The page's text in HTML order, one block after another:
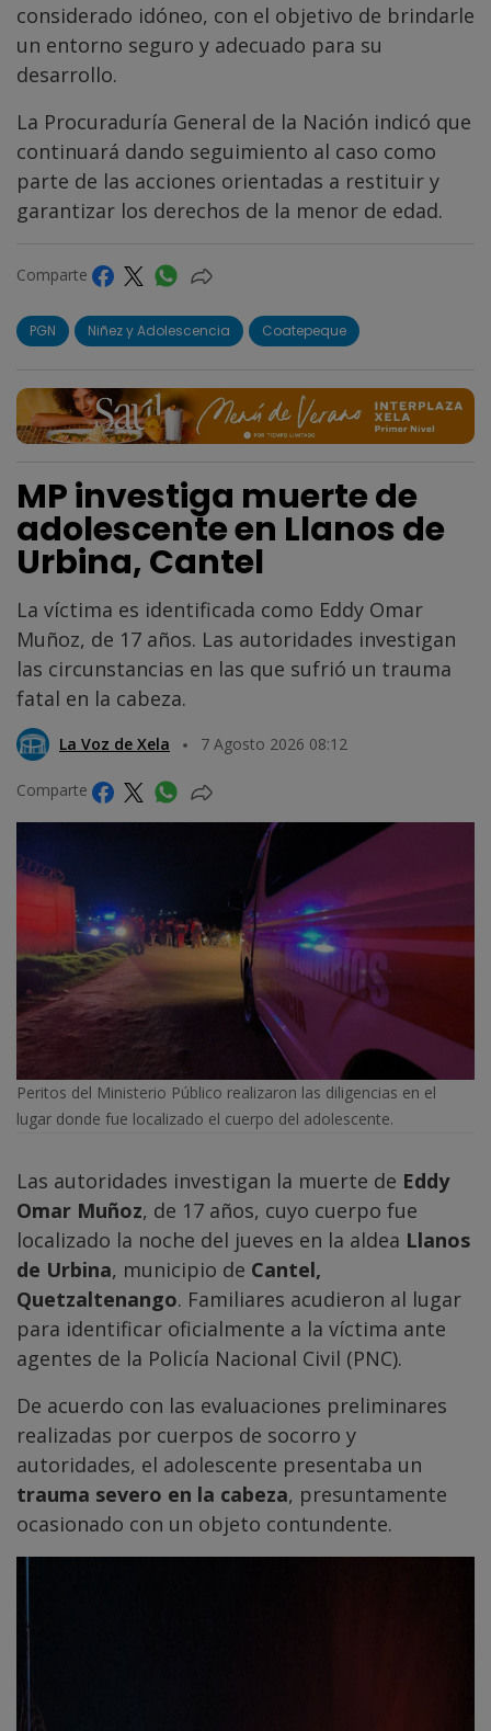
considerado idóneo, con el objetivo de brindarle
un entorno seguro y adecuado para su
desarrollo.
La Procuraduría General de la Nación indicó que
continuará dando seguimiento al caso como
parte de las acciones orientadas a restituir y
garantizar los derechos de la menor de edad.
Comparte
PGN Niñez y Adolescencia Coatepeque
MP investiga muerte de
adolescente en Llanos de
Urbina, Cantel
La víctima es identificada como Eddy Omar
Muñoz, de 17 años. Las autoridades investigan
las circunstancias en las que sufrió un trauma
fatal en la cabeza.
La Voz de Xela 7 Agosto 2026 08:12
Comparte
Peritos del Ministerio Público realizaron las diligencias en el
lugar donde fue localizado el cuerpo del adolescente.
Las autoridades investigan la muerte de Eddy
Omar Muñoz, de 17 años, cuyo cuerpo fue
localizado la noche del jueves en la aldea Llanos
de Urbina, municipio de Cantel,
Quetzaltenango. Familiares acudieron al lugar
para identificar oficialmente a la víctima ante
agentes de la Policía Nacional Civil (PNC).
De acuerdo con las evaluaciones preliminares
realizadas por cuerpos de socorro y
autoridades, el adolescente presentaba un
trauma severo en la cabeza, presuntamente
ocasionado con un objeto contundente.